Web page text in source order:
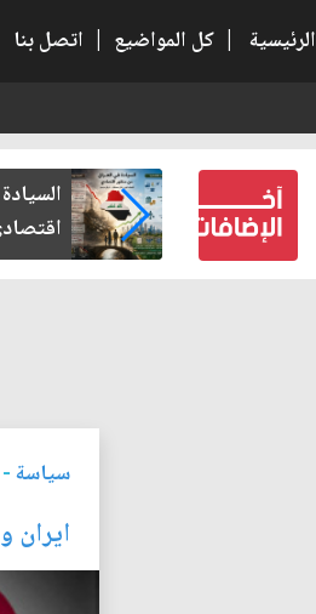
الرئيسية | كل المواضيع | اتصل بنا
بعد أخذ
سياسة-
ايران